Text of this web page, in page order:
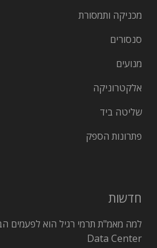
מכניקה ותמסורת
סנסורים
מנועים
אלקטרוניקה
שליטה ביד
פתרונות הספק
חדשות
למה מאמ"ת תרמי רגיל הוא לפעמים
Data Center